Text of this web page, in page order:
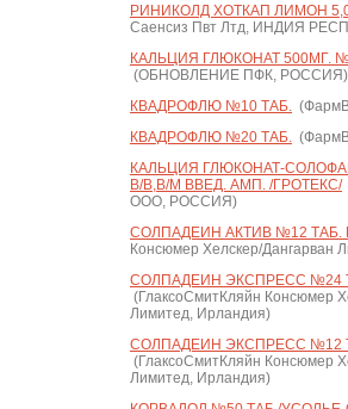
РИНИКОЛД ХОТКАП ЛИМОН
Саенсиз Пвт Лтд, ИНДИЯ
КАЛЬЦИЯ ГЛЮКОНАТ 500МГ.
(ОБНОВЛЕНИЕ ПФК, РОССИЯ)
КВАДРОФЛЮ №10 ТАБ.
КВАДРОФЛЮ №20 ТАБ.
КАЛЬЦИЯ ГЛЮКОНАТ-
В/В,В/М ВВЕД. АМП. /ГРОТЕКС/
ООО, РОССИЯ)
СОЛПАДЕИН АКТИВ №12 ТАБ.
Консюмер Хелскер/Дангарван
СОЛПАДЕИН ЭКСПРЕСС №24
(ГлаксоСмитКляйн Консюмер
Лимитед, Ирландия)
СОЛПАДЕИН ЭКСПРЕСС №12
(ГлаксоСмитКляйн Консюмер
Лимитед, Ирландия)